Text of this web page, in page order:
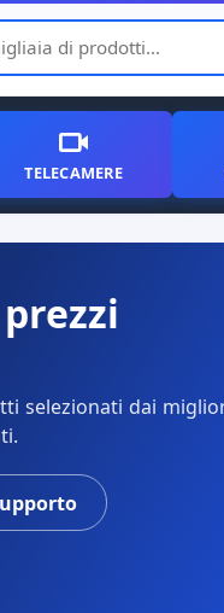
TELECAMERE
selezionati dai